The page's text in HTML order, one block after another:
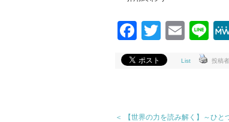
Facebook
Twitter
List 投稿
＜ 【世界の力を読み解く】～ひと